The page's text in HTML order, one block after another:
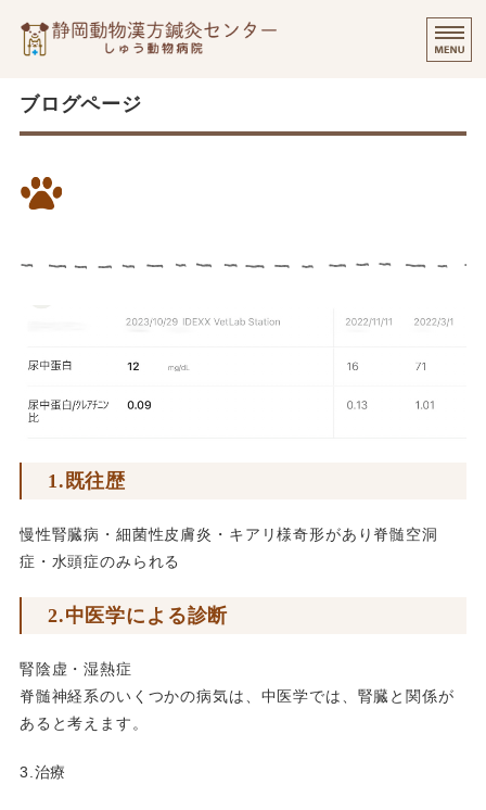
ご挨拶
診察について
ブログページ
1.既往歴
慢性腎臓病・細菌性皮膚炎・キアリ様奇形があり脊髄空洞
症・水頭症のみられる
2.中医学による診断
腎陰虚・湿熱症
脊髄神経系のいくつかの病気は、中医学では、腎臓と関係が
あると考えます。
3.治療